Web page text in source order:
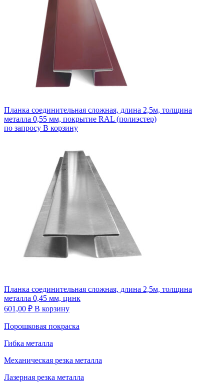
Планка соединительная сложная, длина 2,5м, толщина
металла 0,55 мм, покрытие RAL (полиэстер)
по запросу В корзину
Планка соединительная сложная, длина 2,5м, толщина
металла 0,45 мм, цинк
601,00 ₽ В корзину
Порошковая покраска
Гибка металла
Механическая резка металла
Лазерная резка металла